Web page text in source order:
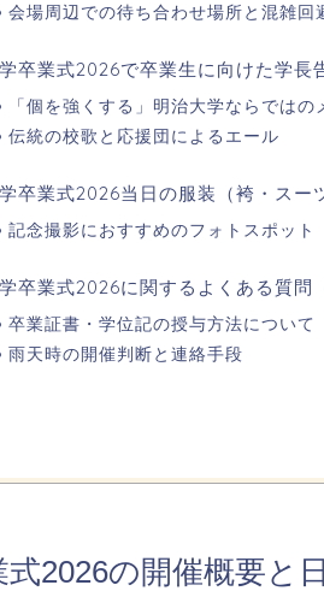
会場周辺での待ち合わせ場所と混雑回
卒業式2026で卒業生に向けた学長
「個を強くする」明治大学ならではの
伝統の校歌と応援団によるエール
卒業式2026当日の服装（袴・スー
記念撮影におすすめのフォトスポット
卒業式2026に関するよくある質問
卒業証書・学位記の授与方法について
雨天時の開催判断と連絡手段
2026の開催概要と